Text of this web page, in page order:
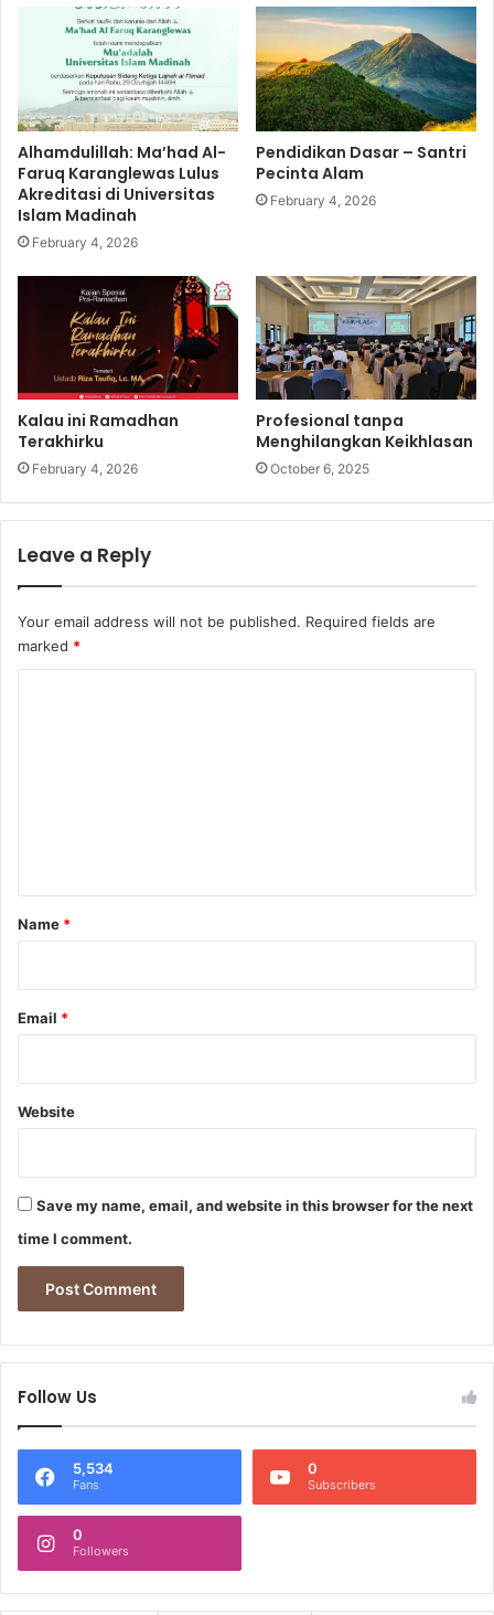
Alhamdulillah: Ma’had Al-
Faruq Karanglewas Lulus
Akreditasi di Universitas
Islam Madinah
February 4, 2026
Pendidikan Dasar – Santri
Pecinta Alam
February 4, 2026
Kalau ini Ramadhan
Terakhirku
February 4, 2026
Profesional tanpa
Menghilangkan Keikhlasan
October 6, 2025
Leave a Reply
Your email address will not be published. Required fields are
marked *
*
Name *
Email *
Website
Save my name, email, and website in this browser for the next
time I comment.
Follow Us
5,534
Fans
0
Subscribers
0
Followers